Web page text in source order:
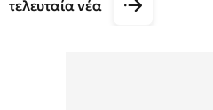
τελευταία νέα